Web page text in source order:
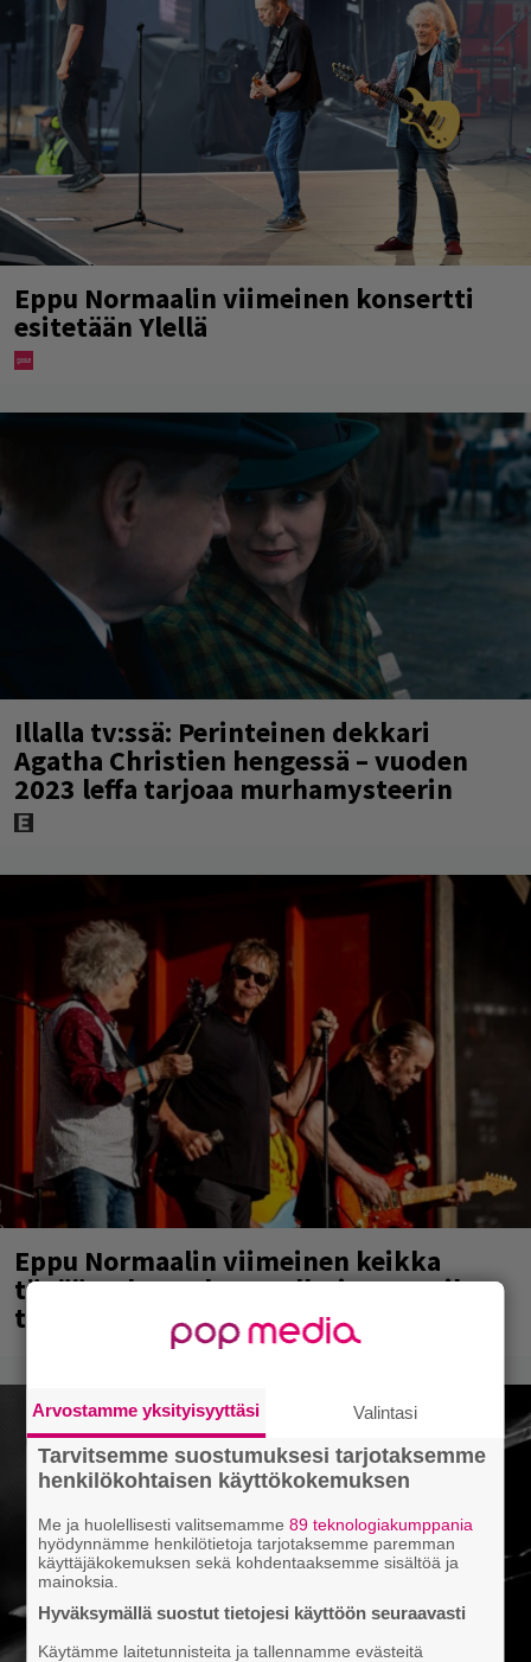
Eppu Normaalin viimeinen konsertti
esitetään Ylellä
Illalla tv:ssä: Perinteinen dekkari
Agatha Christien hengessä – vuoden
2023 leffa tarjoaa murhamysteerin
Eppu Normaalin viimeinen keikka
tänään – katso kuvagalleria torstailta
täältä
Arvostamme yksityisyyttäsi Valintasi
Tarvitsemme suostumuksesi tarjotaksemme
henkilökohtaisen käyttökokemuksen
Me ja huolellisesti valitsemamme89 teknologiakumppania
hyödynnämme henkilötietoja tarjotaksemme paremman
käyttäjäkokemuksen sekä kohdentaaksemme sisältöä ja
mainoksia.
Hyväksymällä suostut tietojesi käyttöön seuraavasti
Käytämme laitetunnisteita ja tallennamme evästeitä